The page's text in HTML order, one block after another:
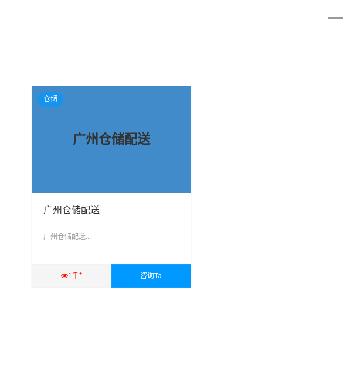
广州仓储配送
广州仓储配送
广州仓储配送...
1千+ 咨询Ta
仓储